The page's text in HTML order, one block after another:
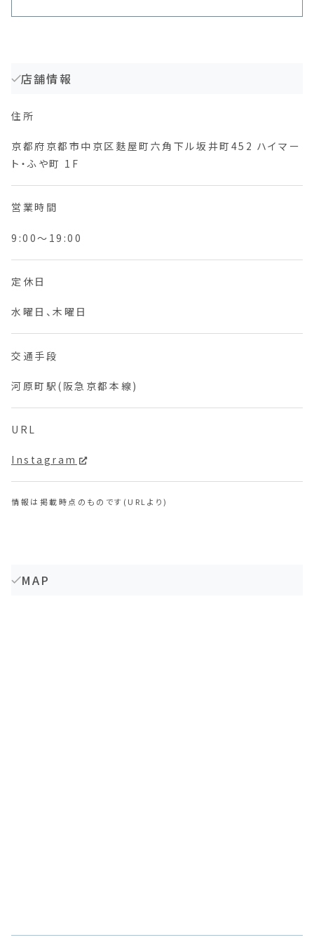
店舗情報
住所
京都府京都市中京区麩屋町六角下ル坂井町452 ハイマー
ト・ふや町 1F
営業時間
9:00〜19:00
定休日
水曜日、木曜日
交通手段
河原町駅(阪急京都本線)
URL
Instagram
情報は掲載時点のものです(URLより)
MAP